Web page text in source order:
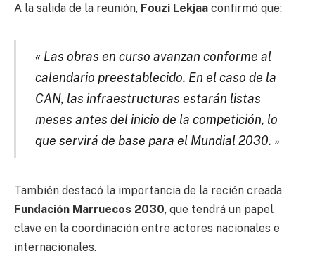
A la salida de la reunión, Fouzi Lekjaa confirmó que:
« Las obras en curso avanzan conforme al
calendario preestablecido. En el caso de la
CAN, las infraestructuras estarán listas
meses antes del inicio de la competición, lo
que servirá de base para el Mundial 2030. »
También destacó la importancia de la recién creada
Fundación Marruecos 2030, que tendrá un papel
clave en la coordinación entre actores nacionales e
internacionales.